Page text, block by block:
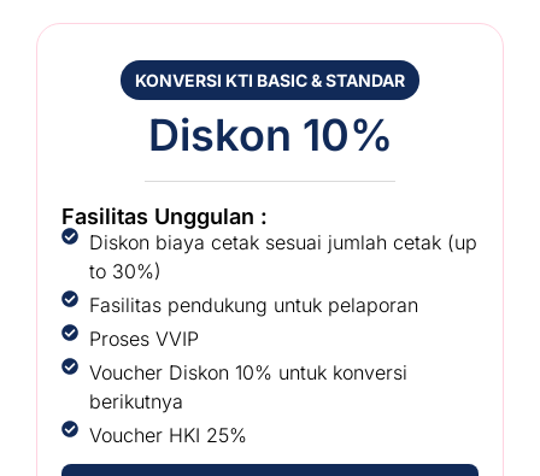
KONVERSI KTI BASIC & STANDAR
Diskon 10%
Fasilitas Unggulan :
Diskon biaya cetak sesuai jumlah cetak (up
to 30%)
Fasilitas pendukung untuk pelaporan
Proses VVIP
Voucher Diskon 10% untuk konversi
berikutnya
Voucher HKI 25%